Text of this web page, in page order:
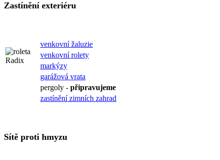
Zastínění exteriéru
venkovní žaluzie
venkovní rolety
markýzy
garážová vrata
pergoly - připravujeme
zastínění zimních zahrad
Sítě proti hmyzu